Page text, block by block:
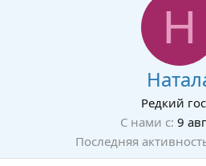
Н
Редкий
С нами с 9
Последняя